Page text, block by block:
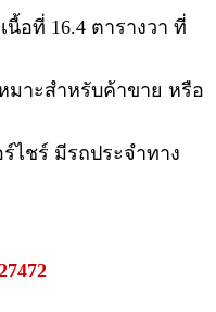
อที่ 16.4 ตารางวา ที่
มาะสำหรับค้าขาย หรือ
ไชร์ มีรถประจำทาง